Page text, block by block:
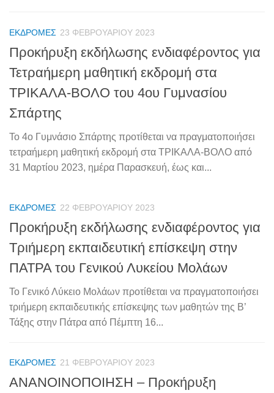
ΕΚΔΡΟΜΈΣ 23 ΦΕΒΡΟΥΑΡΊΟΥ 2023
Προκήρυξη εκδήλωσης ενδιαφέροντος για
Τετραήμερη μαθητική εκδρομή στα
ΤΡΙΚΑΛΑ-ΒΟΛΟ του 4ου Γυμνασίου
Σπάρτης
Το 4o Γυμνάσιο Σπάρτης προτίθεται να πραγματοποιήσει
τετραήμερη μαθητική εκδρομή στα ΤΡΙΚΑΛΑ-ΒΟΛΟ από
31 Μαρτίου 2023, ημέρα Παρασκευή, έως και...
ΕΚΔΡΟΜΈΣ 22 ΦΕΒΡΟΥΑΡΊΟΥ 2023
Προκήρυξη εκδήλωσης ενδιαφέροντος για
Τριήμερη εκπαιδευτική επίσκεψη στην
ΠΑΤΡΑ του Γενικού Λυκείου Μολάων
Το Γενικό Λύκειο Μολάων προτίθεται να πραγματοποιήσει
τριήμερη εκπαιδευτικής επίσκεψης των μαθητών της Β’
Τάξης στην Πάτρα από Πέμπτη 16...
ΕΚΔΡΟΜΈΣ 21 ΦΕΒΡΟΥΑΡΊΟΥ 2023
ΑΝΑΝΟΙΝΟΠΟΙΗΣΗ – Προκήρυξη